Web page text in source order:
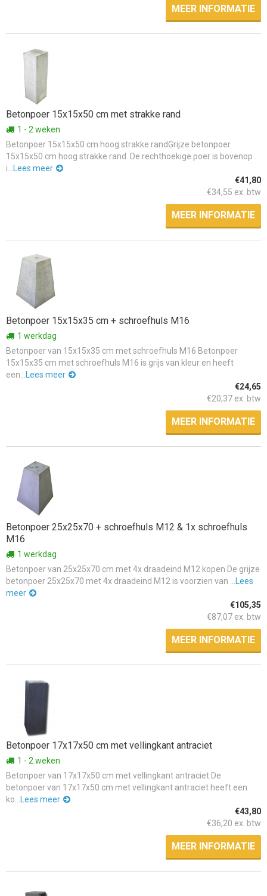
MEER INFORMATIE
Betonpoer 15x15x50 cm met strakke rand
1 - 2 weken
Betonpoer 15x15x50 cm hoog strakke randGrijze betonpoer
15x15x50 cm hoog strakke rand. De rechthoekige poer is bovenop
i... Lees meer
€41,80
€34,55 ex. btw
MEER INFORMATIE
Betonpoer 15x15x35 cm + schroefhuls M16
1 werkdag
Betonpoer van 15x15x35 cm met schroefhuls M16 Betonpoer
15x15x35 cm met schroefhuls M16 is grijs van kleur en heeft
een... Lees meer
€24,65
€20,37 ex. btw
MEER INFORMATIE
Betonpoer 25x25x70 + schroefhuls M12 & 1x schroefhuls
M16
1 werkdag
Betonpoer van 25x25x70 cm met 4x draadeind M12 kopen De grijze
betonpoer 25x25x70 met 4x draadeind M12 is voorzien van ... Lees
meer
€105,35
€87,07 ex. btw
MEER INFORMATIE
Betonpoer 17x17x50 cm met vellingkant antraciet
1 - 2 weken
Betonpoer van 17x17x50 cm met vellingkant antraciet De
betonpoer van 17x17x50 cm met vellingkant antraciet heeft een
ko... Lees meer
€43,80
€36,20 ex. btw
MEER INFORMATIE